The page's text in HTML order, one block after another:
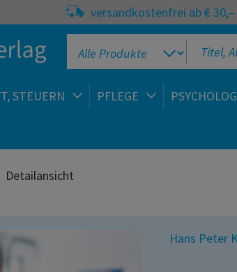
versandkostenfrei ab € 30,–
STEUERN PFLEGE
Detailansicht
Hans Peter